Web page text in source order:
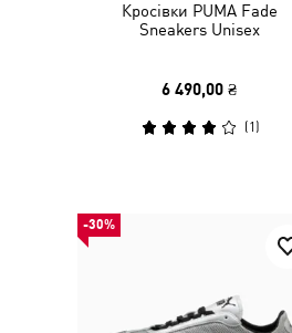
Кросівки PUMA Fade
Sneakers Unisex
6 490,00 ₴
(1 )
-30%